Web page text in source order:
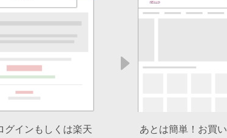
グインもしくは楽天
あとは簡単！お買